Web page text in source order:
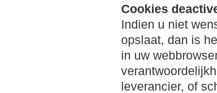
Cookies
Indien u niet
opslaat, dan is
in uw
leverancier, of